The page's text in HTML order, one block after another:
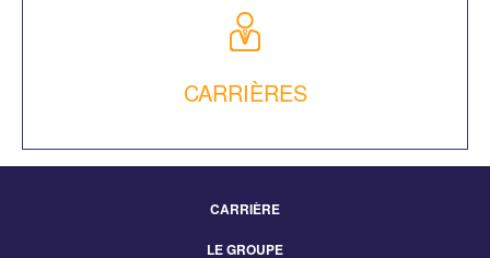
CARRIÈRES
CARRIÈRE
LE GROUPE